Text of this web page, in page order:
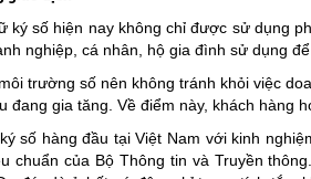
ký số hiện nay không chỉ được sử dụng
nghiệp, cá nhân, hộ gia đình sử dụng
trường số nên không tránh khỏi việc
đang gia tăng. Về điểm này, khách hàng
số hàng đầu tại Việt Nam với kinh
chuẩn của Bộ Thông tin và Truyền